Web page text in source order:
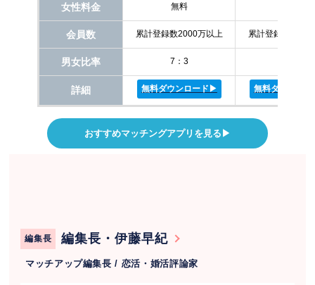
女性料金 無料
会員数 累計登録数2000万以上 累計登録数1000
男女比率 7：3
詳細 無料ダウンロード▶︎ 無料ダウンロ
おすすめマッチングアプリを見る▶︎
編集長 編集長・伊藤早紀
マッチアップ編集長 / 恋活・婚活評論家